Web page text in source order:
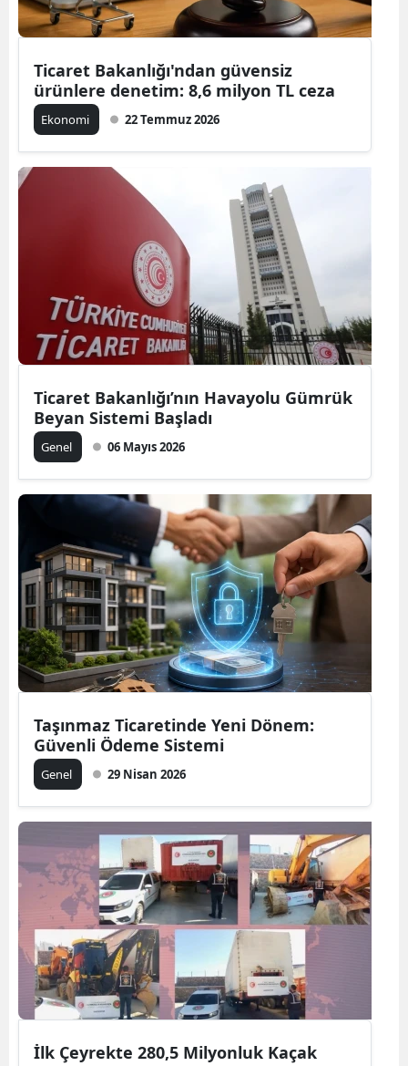
Ticaret Bakanlığı'ndan güvensiz
ürünlere denetim: 8,6 milyon TL ceza
Ekonomi 22 Temmuz 2026
Ticaret Bakanlığı’nın Havayolu Gümrük
Beyan Sistemi Başladı
Genel 06 Mayıs 2026
Taşınmaz Ticaretinde Yeni Dönem:
Güvenli Ödeme Sistemi
Genel 29 Nisan 2026
İlk Çeyrekte 280,5 Milyonluk Kaçak